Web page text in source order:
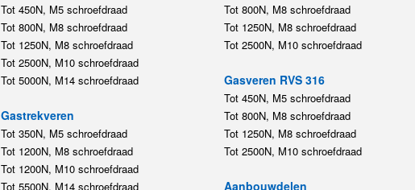
Tot 450N, M5 schroefdraad
Tot 800N, M8 schroefdraad
Tot 1250N, M8 schroefdraad
Tot 2500N, M10 schroefdraad
Tot 5000N, M14 schroefdraad
Gastrekveren
Tot 350N, M5 schroefdraad
Tot 1200N, M8 schroefdraad
Tot 1200N, M10 schroefdraad
Tot 5500N, M14 schroefdraad
Tot 800N, M8 schroefdraad
Tot 1250N, M8 schroefdraad
Tot 2500N, M10 schroefdraad
Gasveren RVS 316
Tot 450N, M5 schroefdraad
Tot 800N, M8 schroefdraad
Tot 1250N, M8 schroefdraad
Tot 2500N, M10 schroefdraad
Aanbouwdelen